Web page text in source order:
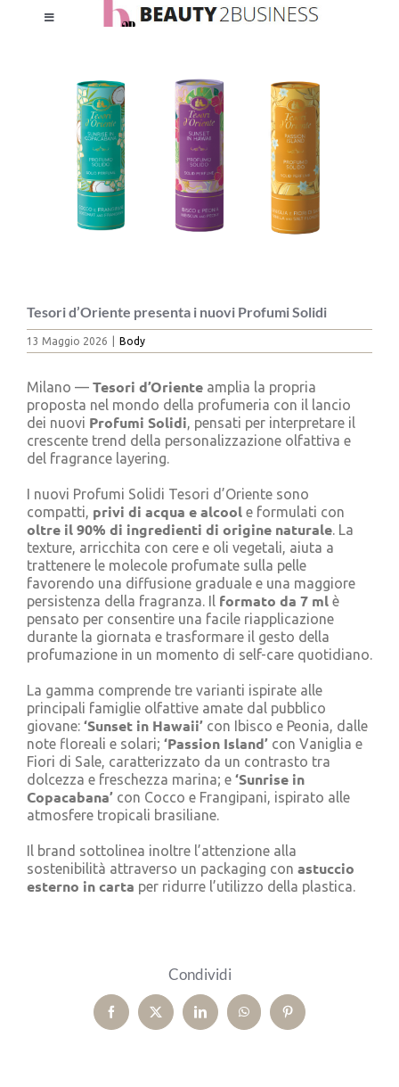
Toggle
CATEGORIE
Cerca
per:
Tesori d’Oriente presenta i nuovi Profumi Solidi
13 Maggio 2026 Body
Milano — Tesori d’Oriente amplia la propria
proposta nel mondo della profumeria con il lancio
dei nuovi Profumi Solidi, pensati per interpretare il
crescente trend della personalizzazione olfattiva e
del fragrance layering.
I nuovi Profumi Solidi Tesori d’Oriente sono
compatti, privi di acqua e alcool e formulati con
oltre il 90% di ingredienti di origine naturale. La
texture, arricchita con cere e oli vegetali, aiuta a
trattenere le molecole profumate sulla pelle
favorendo una diffusione graduale e una maggiore
persistenza della fragranza. Il formato da 7 ml è
pensato per consentire una facile riapplicazione
durante la giornata e trasformare il gesto della
profumazione in un momento di self-care quotidiano.
La gamma comprende tre varianti ispirate alle
principali famiglie olfattive amate dal pubblico
giovane: ‘Sunset in Hawaii’ con Ibisco e Peonia, dalle
note floreali e solari; ‘Passion Island’ con Vaniglia e
Fiori di Sale, caratterizzato da un contrasto tra
dolcezza e freschezza marina; e ‘Sunrise in
Copacabana’ con Cocco e Frangipani, ispirato alle
atmosfere tropicali brasiliane.
Il brand sottolinea inoltre l’attenzione alla
sostenibilità attraverso un packaging con astuccio
esterno in carta per ridurre l’utilizzo della plastica.
Condividi
FacebookX LinkedInWhatsAppPinterest